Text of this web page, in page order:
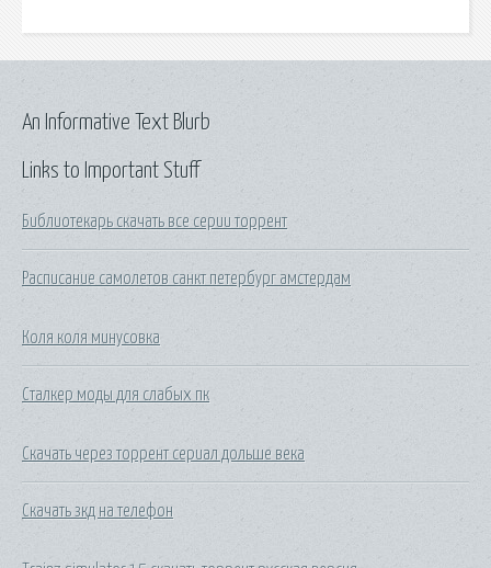
Links to Important Stuff
Библиотекарь скачать все серии торрент
Расписание самолетов санкт петербург амстердам
Коля коля минусовка
Сталкер моды для слабых пк
Скачать через торрент сериал дольше века
Скачать зкд на телефон
An Informative Text Blurb